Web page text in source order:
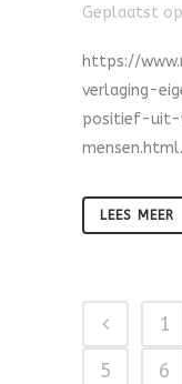
Geplaatst
https://
verlaging-
positief-uit-
LEES MEER
1
5
6